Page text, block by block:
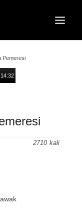
Pemeresi
14:32
2710